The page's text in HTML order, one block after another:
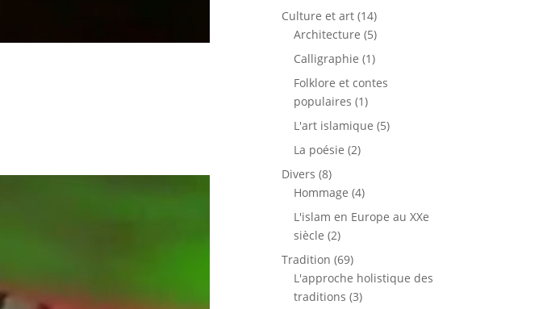
Culture et art (14)
Architecture (5)
Calligraphie (1)
Folklore et contes
populaires (1)
L'art islamique (5)
La poésie (2)
Divers (8)
Hommage (4)
L'islam en Europe au XXe
siècle (2)
Tradition (69)
L'approche holistique des
traditions (3)